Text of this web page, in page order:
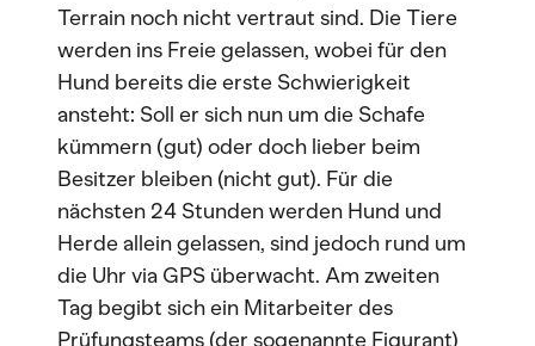
Terrain noch nicht vertraut sind. Die Tiere
werden ins Freie gelassen, wobei für den
Hund bereits die erste Schwierigkeit
ansteht: Soll er sich nun um die Schafe
kümmern (gut) oder doch lieber beim
Besitzer bleiben (nicht gut). Für die
nächsten 24 Stunden werden Hund und
Herde allein gelassen, sind jedoch rund um
die Uhr via GPS überwacht. Am zweiten
Tag begibt sich ein Mitarbeiter des
Prüfungsteams (der sogenannte Figurant)